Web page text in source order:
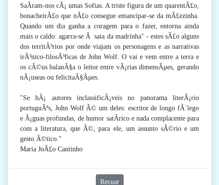
SaÃ­ram-nos cÃ¡ umas Sofias. A triste figura de um quarentÃ£o,
bonacheirÃ£o que nÃ£o consegue emancipar-se da mÃ£ezinha.
Quando um dia ganha a coragem para o fazer, entorna ainda
mais o caldo: agarra-se Ã saia da madrinha" - estes sÃ£o alguns
dos territÃ³rios por onde viajam os personagens e as narrativas
irÃ³nico-filosÃ³ficas de John Wolf. O vai e vem entre a terra e
os cÃ©us balanÃ§a o leitor entre vÃ¡rias dimensÃµes, gerando
nÃ¡useas ou felicitaÃ§Ãµes.
"Se hÃ¡ autores inclassificÃ¡veis no panorama literÃ¡rio
portuguÃªs, John Wolf Ã© um deles: escritor de longo fÃ´lego
e Ã¡guas profundas, de humor satÃ­rico e nada complacente para
com a literatura, que Ã©, para ele, um assunto sÃ©rio e um
gesto Ã©tico."
Maria JoÃ£o Cantinho
Recuar